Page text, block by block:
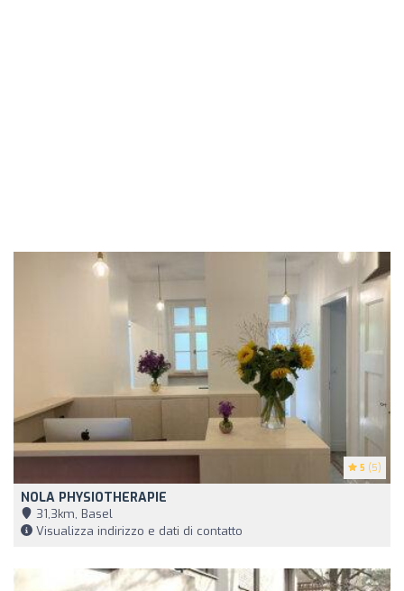
5 (5)
NOLA PHYSIOTHERAPIE
31,3km, Basel
Visualizza indirizzo e dati di contatto